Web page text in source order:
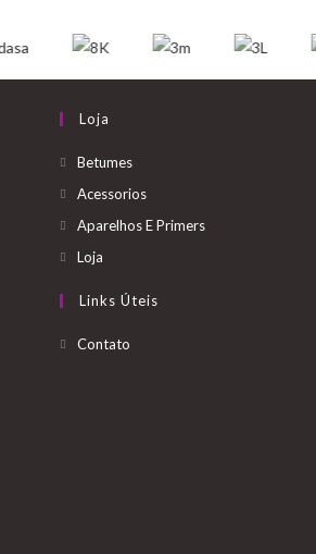
Loja
Betumes
Acessorios
Aparelhos E Primers
Loja
Links Úteis
ContatoOpens